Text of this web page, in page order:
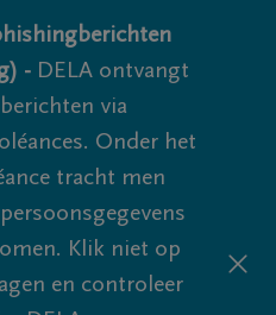
- DELA ontvangt
via
Onder het
tracht men
Klik niet op
en controleer